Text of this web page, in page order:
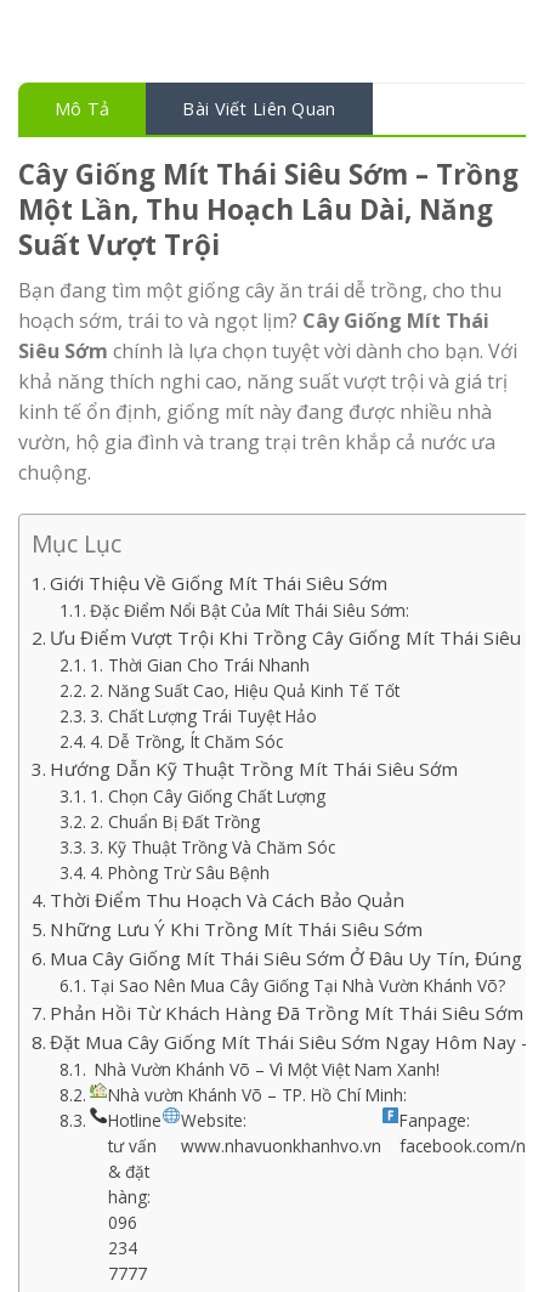
Mô Tả Bài Viết Liên Quan
Cây Giống Mít Thái Siêu Sớm – Trồng
Một Lần, Thu Hoạch Lâu Dài, Năng
Suất Vượt Trội
Bạn đang tìm một giống cây ăn trái dễ trồng, cho thu
hoạch sớm, trái to và ngọt lịm? Cây Giống Mít Thái
Siêu Sớm chính là lựa chọn tuyệt vời dành cho bạn. Với
khả năng thích nghi cao, năng suất vượt trội và giá trị
kinh tế ổn định, giống mít này đang được nhiều nhà
vườn, hộ gia đình và trang trại trên khắp cả nước ưa
chuộng.
Mục Lục
Giới Thiệu Về Giống Mít Thái Siêu Sớm
Đặc Điểm Nổi Bật Của Mít Thái Siêu Sớm:
Ưu Điểm Vượt Trội Khi Trồng Cây Giống Mít Thái Siêu
1. Thời Gian Cho Trái Nhanh
2. Năng Suất Cao, Hiệu Quả Kinh Tế Tốt
3. Chất Lượng Trái Tuyệt Hảo
4. Dễ Trồng, Ít Chăm Sóc
Hướng Dẫn Kỹ Thuật Trồng Mít Thái Siêu Sớm
1. Chọn Cây Giống Chất Lượng
2. Chuẩn Bị Đất Trồng
3. Kỹ Thuật Trồng Và Chăm Sóc
4. Phòng Trừ Sâu Bệnh
Thời Điểm Thu Hoạch Và Cách Bảo Quản
Những Lưu Ý Khi Trồng Mít Thái Siêu Sớm
Mua Cây Giống Mít Thái Siêu Sớm Ở Đâu Uy Tín, Đúng
Tại Sao Nên Mua Cây Giống Tại Nhà Vườn Khánh Võ?
Phản Hồi Từ Khách Hàng Đã Trồng Mít Thái Siêu Sớm
Đặt Mua Cây Giống Mít Thái Siêu Sớm Ngay Hôm Nay –
Nhà Vườn Khánh Võ – Vì Một Việt Nam Xanh!
Nhà vườn Khánh Võ – TP. Hồ Chí Minh:
Hotline
tư vấn
& đặt
hàng:
096
234
7777
Website:
www.nhavuonkhanhvo.vn
Fanpage:
facebook.com/